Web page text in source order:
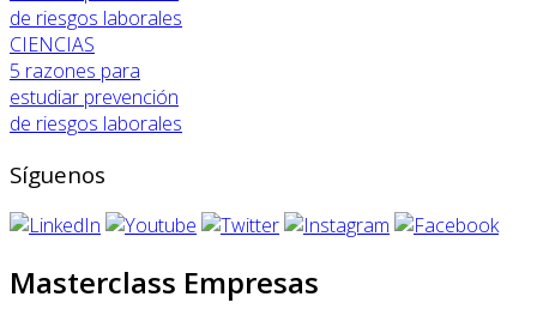
CIENCIAS
5 razones para
estudiar prevención
de riesgos laborales
Síguenos
Masterclass Empresas